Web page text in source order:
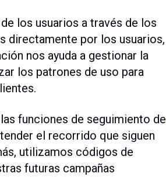
los usuarios a través de los
directamente por los usuarios,
nos ayuda a gestionar la
los patrones de uso para
funciones de seguimiento de
el recorrido que siguen
utilizamos códigos de
futuras campañas